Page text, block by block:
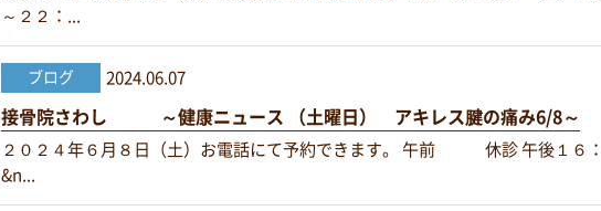
～２２：...
ブログ 2024.06.07
接骨院さわし ～健康ニュース （土曜日） アキレス腱の痛み6/8～
２０２４年６月８日（土）お電話にて予約できます。 午前 休診 午後１６：
&n...